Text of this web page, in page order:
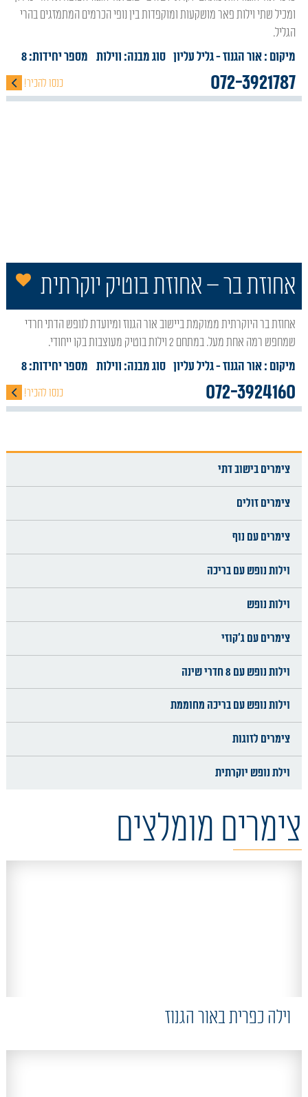
ומכיל שתי וילות פאר מושקעות ומוקפדות בין נופי הכרמים המתמזגים בהרי
הגליל.
מיקום : אור הגנוז- גליל עליון סוג מבנה: ווילות מספר יחידות: 8
072-3921787 כנסו להכיר!
אחוזת בר – אחוזת בוטיק יוקרתית
אחוזת בר היוקרתית ממוקמת ביישוב אור הגנוז ומיועדת לנופש הדתי חרדי
שמחפש רמה אחת מעל. במתחם 2 וילות בוטיק מעוצבות בקו ייחודי.
מיקום : אור הגנוז- גליל עליון סוג מבנה: ווילות מספר יחידות: 8
072-3924160 כנסו להכיר!
צימרים בישוב דתי
צימרים זולים
צימרים עם נוף
וילות נופש עם בריכה
וילות נופש
צימרים עם ג'קוזי
וילות נופש עם 8 חדרי שינה
וילות נופש עם בריכה מחוממת
צימרים לזוגות
וילת נופש יוקרתית
צימרים מומלצים
וילה כפרית באור הגנוז